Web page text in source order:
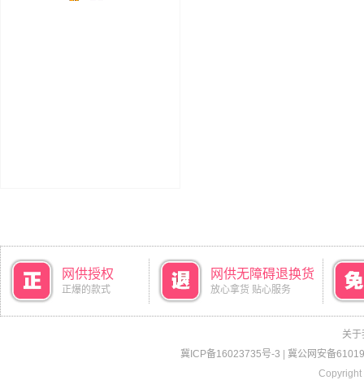
网供授权
正爆的款式
网供无障碍退换货
放心拿货 贴心服务
关于
冀ICP备16023735号-3
冀公网安备